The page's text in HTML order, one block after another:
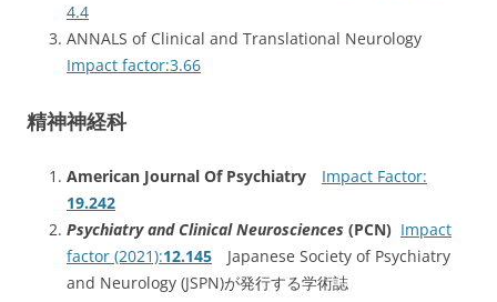
4.4
ANNALS of Clinical and Translational Neurology
Impact factor:3.66
精神神経科
American Journal Of Psychiatry
Impact Factor:
19.242
Psychiatry and Clinical Neurosciences (PCN) Impact
factor (2021):12.145 Japanese Society of Psychiatry
and Neurology (JSPN)が発行する学術誌